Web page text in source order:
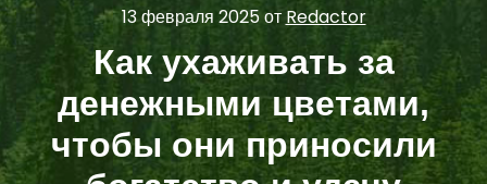
13 февраля 2025от Redactor
Как ухаживать за
денежными цветами,
чтобы они приносили